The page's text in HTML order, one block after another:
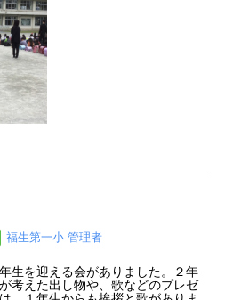
福生第一小 管理者
生を迎える会がありました。２年
考えた出し物や、歌などのプレゼ